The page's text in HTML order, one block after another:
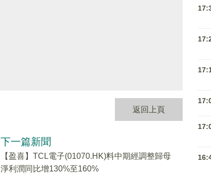
返回上頁
下一篇新聞
【盈喜】TCL電子(01070.HK)料中期經調整歸母
淨利潤同比增130%至160%